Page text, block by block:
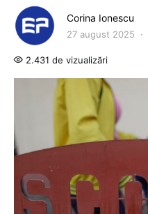
Corina Ionescu
27 august 2025
2.431 de vizualizări